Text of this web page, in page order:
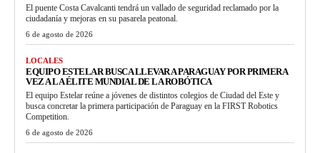
El puente Costa Cavalcanti tendrá un vallado de seguridad reclamado por la
ciudadanía y mejoras en su pasarela peatonal.
6 de agosto de 2026
LOCALES
EQUIPO ESTELAR BUSCA LLEVAR A PARAGUAY POR PRIMERA
VEZ A LA ÉLITE MUNDIAL DE LA ROBÓTICA
El equipo Estelar reúne a jóvenes de distintos colegios de Ciudad del Este y
busca concretar la primera participación de Paraguay en la FIRST Robotics
Competition.
6 de agosto de 2026